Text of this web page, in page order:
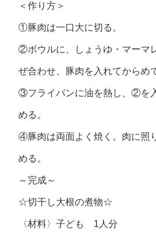
＜作り方＞
①豚肉は一口大に切る。
②ボウルに、しょうゆ・マーマ
ぜ合わせ、豚肉を入れてから
③フライパンに油を熱し、②を
める。
④豚肉は両面よく焼く。肉に照
める。
～完成～
☆切干し大根の煮物☆
〈材料〉子ども 1人分